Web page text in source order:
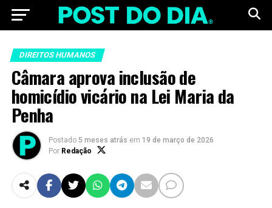
DIREITOS HUMANOS
Câmara aprova inclusão de
homicídio vicário na Lei Maria da
Penha
Postado 5 meses atrás em 19 de março de 2026
Por Redação